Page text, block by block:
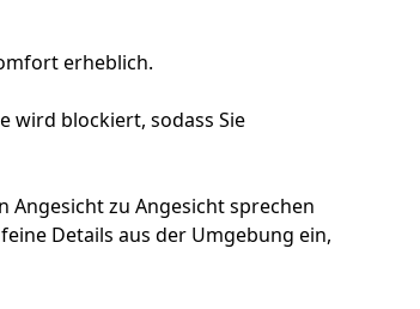
erheblich.
wird blockiert, sodass Sie
Angesicht zu Angesicht sprechen
Details aus der Umgebung ein,